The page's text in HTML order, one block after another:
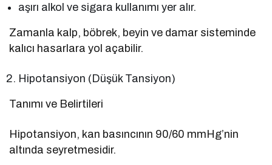
aşırı alkol ve sigara kullanımı yer alır.
Zamanla kalp, böbrek, beyin ve damar sisteminde
kalıcı hasarlara yol açabilir.
Hipotansiyon (Düşük Tansiyon)
Tanımı ve Belirtileri
Hipotansiyon, kan basıncının 90/60 mmHg’nin
altında seyretmesidir.